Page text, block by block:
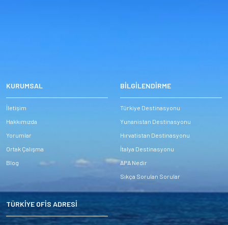
KURUMSAL
İletişim
Hakkımızda
Yorumlar
Ortak Çalışma
Blog
BİLGİLENDİRME
Türkiye Destinasyonu
Yunanistan Destinasyonu
Hırvatistan Destinasyonu
İtalya Destinasyonu
APA Nedir
Sıkça Sorulan Sorular
TÜRKİYE OFİS ADRESİ